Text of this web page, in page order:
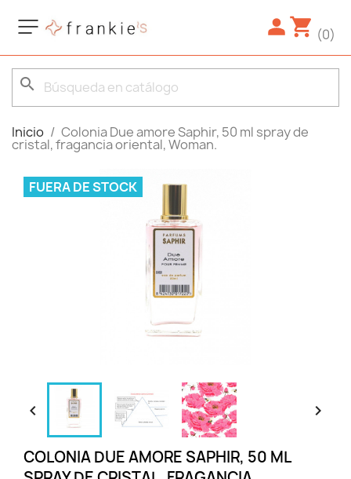
(0)
search
Inicio Colonia Due amore Saphir, 50 ml spray de
cristal, fragancia oriental, Woman.
FUERA DE STOCK
 
COLONIA DUE AMORE SAPHIR, 50 ML